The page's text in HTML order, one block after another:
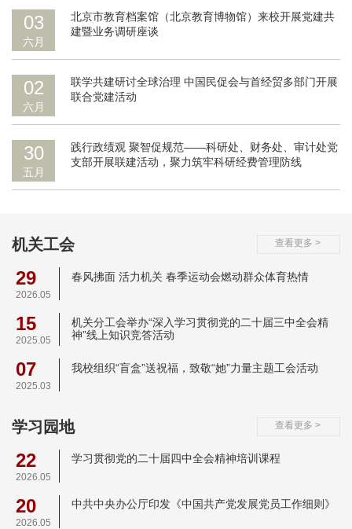
03
六月
北京市教育档案馆（北京教育博物馆）来校开展党建共
建暨业务调研座谈
02
六月
联学共建研讨全球治理 中国民促会与首经贸多部门开展
联合党建活动
30
五月
践行政绩观 聚智促规范——科研处、财务处、审计处党
支部开展联建活动，聚力筑牢科研经费管理防线
查看更多 >
机关工会
29
2026.05
春风拂面 活力机关 春季运动会燃动群众体育热情
15
2025.05
机关分工会举办“深入学习贯彻党的二十届三中全会精
神”线上知识竞答活动
07
2025.03
我校组织“盲盒”送祝福，致敬“她”力量主题工会活动
查看更多 >
学习园地
22
2026.05
学习贯彻党的二十届四中全会精神培训课程
20
2026.05
中共中央办公厅印发《中国共产党发展党员工作细则》